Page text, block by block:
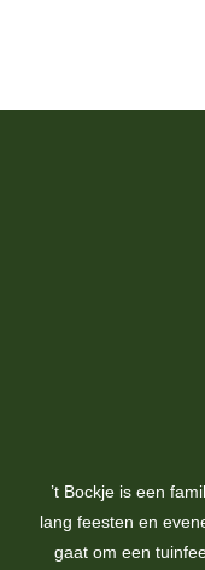
’t Bockje is een
lang feesten en
gaat om een